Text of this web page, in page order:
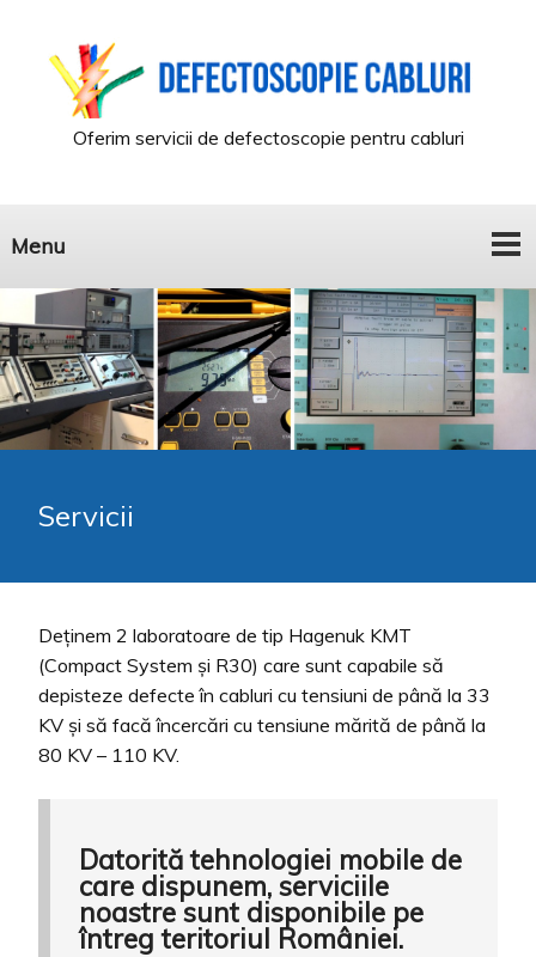
Oferim servicii de defectoscopie pentru cabluri
Menu
Servicii
Deținem 2 laboratoare de tip Hagenuk KMT
(Compact System și R30) care sunt capabile să
depisteze defecte în cabluri cu tensiuni de până la 33
KV și să facă încercări cu tensiune mărită de până la
80 KV – 110 KV.
Datorită tehnologiei mobile de
care dispunem, serviciile
noastre sunt disponibile pe
întreg teritoriul României.